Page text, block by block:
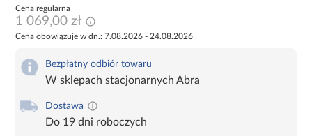
Cena regularna
1 069,00 zł
Cena obowiązuje w dn.: 7.08.2026 - 24.08.2026
Bezpłatny odbiór towaru
W sklepach stacjonarnych Abra
Dostawa
Do 19 dni roboczych